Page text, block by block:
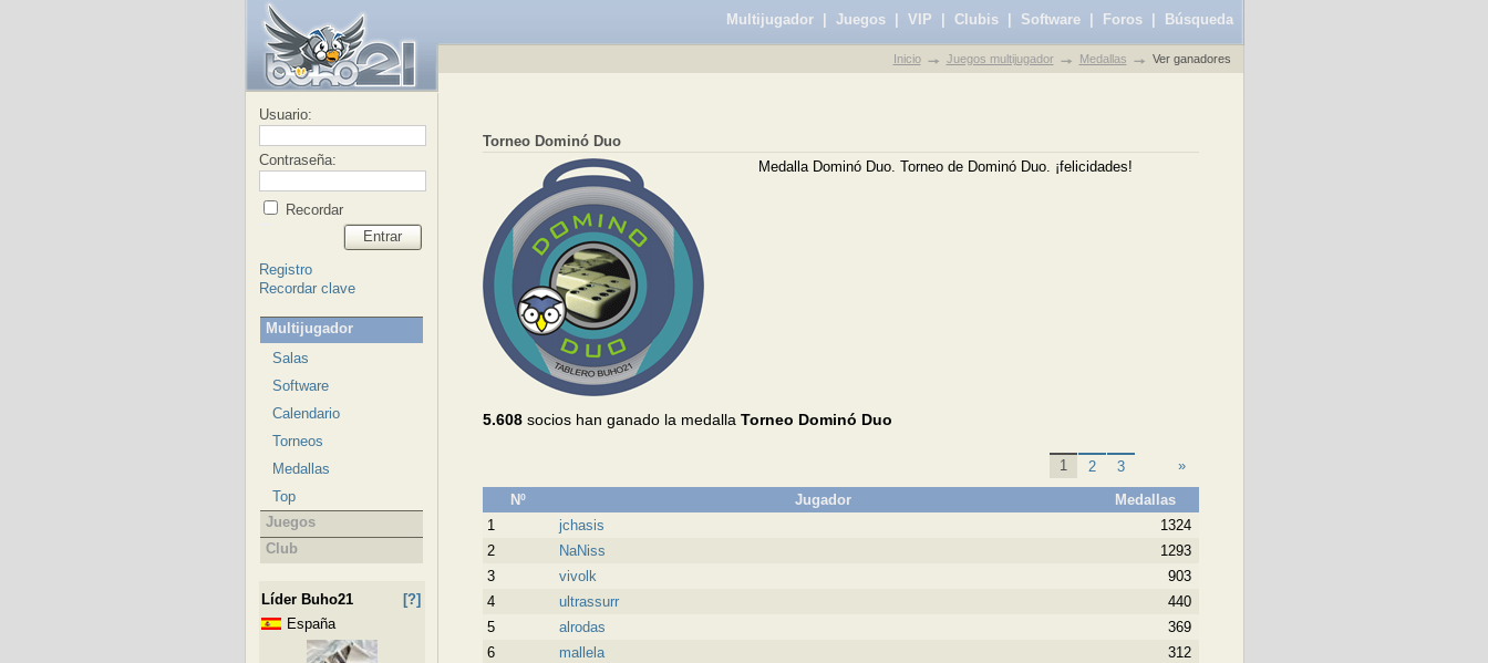
Multijugador| Juegos| VIP Clubis| Software| Foros| Búsqueda
Inicio Juegos multijugador Medallas Ver ganadores
Usuario:
Contraseña:
Recordar
Entrar
Registro
Recordar clave
Multijugador
Salas
Software
Calendario
Torneos
Medallas
Top
Juegos
Club
Líder Buho21
[?]
España
Torneo Dominó Duo
Medalla Dominó Duo. Torneo de Dominó Duo. ¡felicidades!
5.608socios han ganado la medalla Torneo Dominó Duo
1 2 3 »
Nº Jugador
Medallas
1
jchasis
1324
2
NaNiss
1293
3
vivolk
903
4
ultrassurr
440
5
alrodas
369
6
mallela
312